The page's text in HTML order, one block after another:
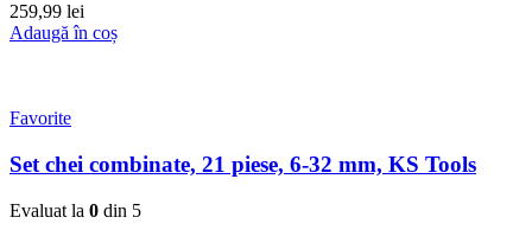
259,99 lei
Adaugă în coș
Favorite
Set chei combinate, 21 piese, 6-32 mm, KS Tools
Evaluat la 0 din 5